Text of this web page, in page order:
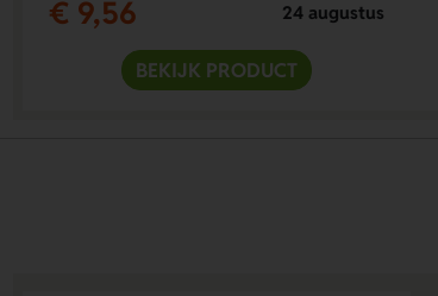
€ 9,56
24 augustus
BEKIJK PRODUCT